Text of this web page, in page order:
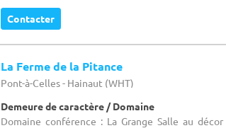
Contacter
La Ferme de la Pitance
Pont-à-Celles - Hainaut (WHT)
Demeure de caractère / Domaine
Domaine conférence : La Grange Salle au